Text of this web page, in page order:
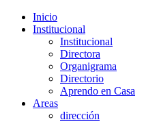
Inicio
Institucional
Institucional
Directora
Organigrama
Directorio
Aprendo en Casa
Areas
dirección